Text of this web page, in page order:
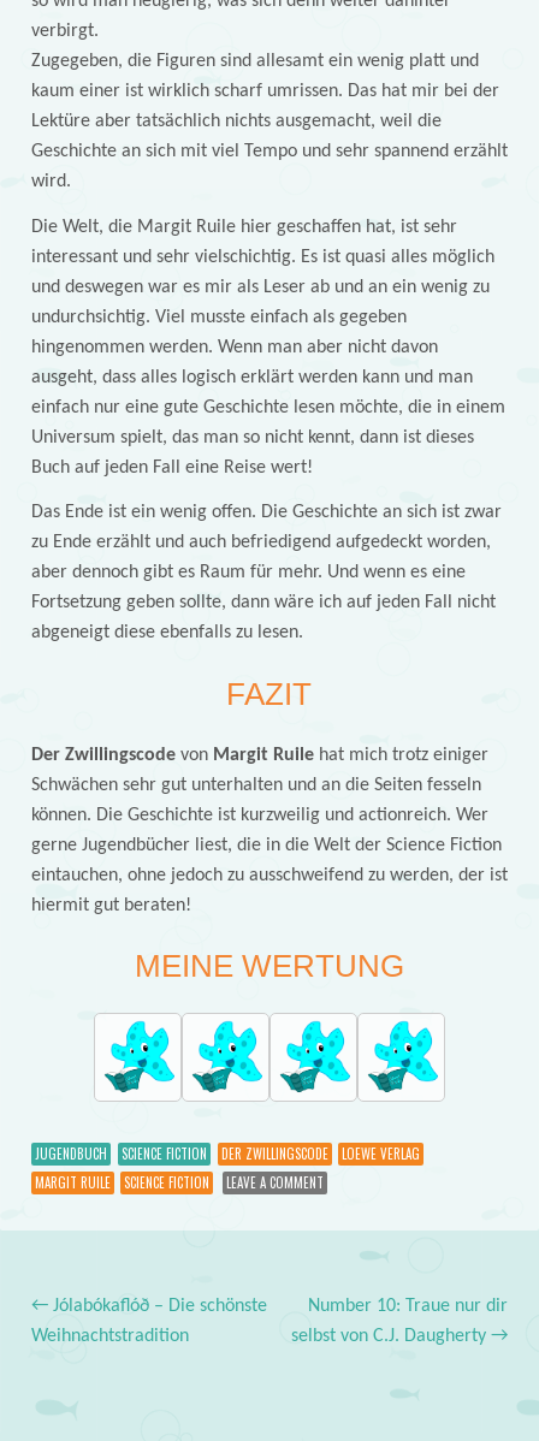
verbirgt.
Zugegeben, die Figuren sind allesamt ein wenig platt und
kaum einer ist wirklich scharf umrissen. Das hat mir bei der
Lektüre aber tatsächlich nichts ausgemacht, weil die
Geschichte an sich mit viel Tempo und sehr spannend erzählt
wird.
Die Welt, die Margit Ruile hier geschaffen hat, ist sehr
interessant und sehr vielschichtig. Es ist quasi alles möglich
und deswegen war es mir als Leser ab und an ein wenig zu
undurchsichtig. Viel musste einfach als gegeben
hingenommen werden. Wenn man aber nicht davon
ausgeht, dass alles logisch erklärt werden kann und man
einfach nur eine gute Geschichte lesen möchte, die in einem
Universum spielt, das man so nicht kennt, dann ist dieses
Buch auf jeden Fall eine Reise wert!
Das Ende ist ein wenig offen. Die Geschichte an sich ist zwar
zu Ende erzählt und auch befriedigend aufgedeckt worden,
aber dennoch gibt es Raum für mehr. Und wenn es eine
Fortsetzung geben sollte, dann wäre ich auf jeden Fall nicht
abgeneigt diese ebenfalls zu lesen.
FAZIT
Der Zwillingscode von Margit Ruilehat mich trotz einiger
Schwächen sehr gut unterhalten und an die Seiten fesseln
können. Die Geschichte ist kurzweilig und actionreich. Wer
gerne Jugendbücher liest, die in die Welt der Science Fiction
eintauchen, ohne jedoch zu ausschweifend zu werden, der ist
hiermit gut beraten!
MEINE WERTUNG
JUGENDBUCH SCIENCE FICTION DER ZWILLINGSCODE
LOEWE VERLAG
MARGIT RUILE
SCIENCE FICTION LEAVE A COMMENT
Post navigation
←Jólabókaflóð – Die schönste
Weihnachtstradition
Number 10: Traue nur dir
selbst von C.J. Daugherty→